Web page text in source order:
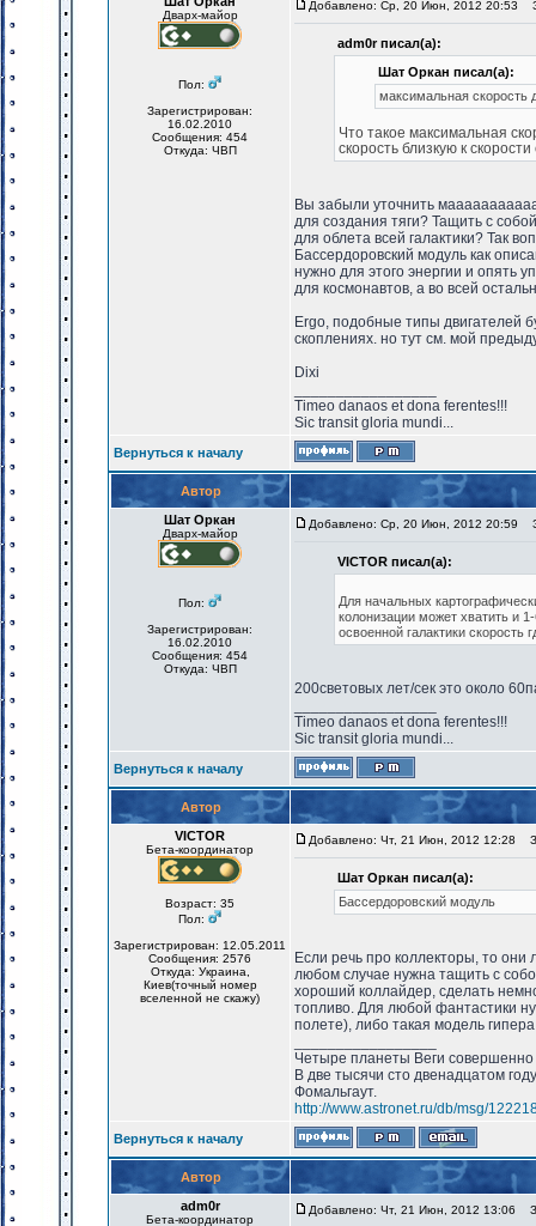
Дварх-майор
Пол:
Зарегистрирован:
16.02.2010
Сообщения: 454
Откуда: ЧВП
Добавлено: Ср, 20 Июн, 2012 20:53
adm0r писал(а):
Шат Оркан писал(а):
максимальная скорость
Что такое максимальная
скорость близкую к скорости
Вы забыли уточнить
для создания тяги? Тащить с
для облета всей галактики? Так
Бассердоровский модуль как
нужно для этого энергии и опять
для космонавтов, а во всей
Ergo, подобные типы двигателей
скоплениях. но тут см. мой
Dixi
Timeo danaos et dona ferentes!!!
Sic transit gloria mundi...
Вернуться к началу
Автор
Шат Оркан
Дварх-майор
Пол:
Зарегистрирован:
16.02.2010
Сообщения: 454
Откуда: ЧВП
Добавлено: Ср, 20 Июн, 2012 20:59
VICTOR писал(а):
Для начальных
колонизации может хватить и
освоенной галактики скорость
200световых лет/сек это около
Timeo danaos et dona ferentes!!!
Sic transit gloria mundi...
Вернуться к началу
Автор
VICTOR
Бета-координатор
Возраст: 35
Пол:
Зарегистрирован: 12.05.2011
Сообщения: 2576
Откуда: Украина,
Киев(точный номер
вселенной не скажу)
Добавлено: Чт, 21 Июн, 2012 12:28
Шат Оркан писал(а):
Бассердоровский модуль
Если речь про коллекторы, то
любом случае нужна тащить с
хороший коллайдер, сделать
топливо. Для любой фантастики
полете), либо такая модель
Четыре планеты Веги
В две тысячи сто двенадцатом
Фомальгаут.
http://www.astronet.ru/db/msg/
Вернуться к началу
Автор
adm0r
Бета-координатор
Добавлено: Чт, 21 Июн, 2012 13:06